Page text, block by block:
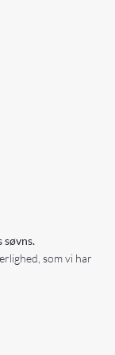
søvns.
som vi har